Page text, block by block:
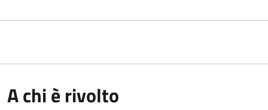
A chi è rivolto